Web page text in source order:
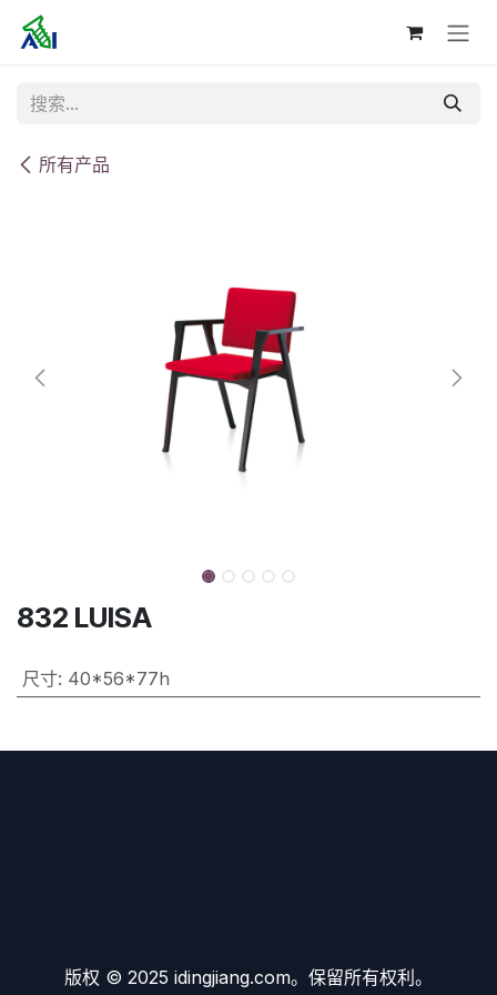
跳至内容
所有产品
832 LUISA
尺寸: 40*56*77h
版权 © 2025 idingjiang.com。保留所有权利。